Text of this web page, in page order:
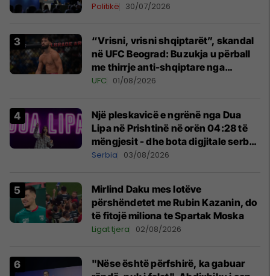
Politikë 30/07/2026
“Vrisni, vrisni shqiptarët”, skandal
në UFC Beograd: Buzukja u përball
me thirrje anti-shqiptare nga
tribunat
UFC 01/08/2026
Një pleskavicë e ngrënë nga Dua
Lipa në Prishtinë në orën 04:28 të
mëngjesit - dhe bota digjitale serbe
shpall gjendjen e luftës
Serbia 03/08/2026
Mirlind Daku mes lotëve
përshëndetet me Rubin Kazanin, do
të fitojë miliona te Spartak Moska
Ligat tjera 02/08/2026
"Nëse është përfshirë, ka gabuar